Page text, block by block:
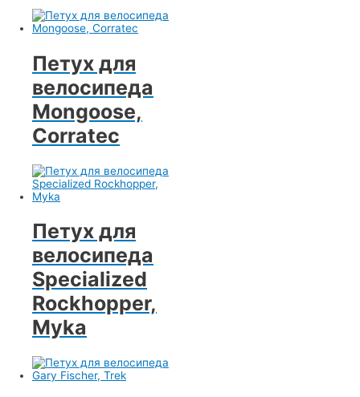
Петух для
велосипеда
Mongoose,
Corratec
Петух для
велосипеда
Specialized
Rockhopper,
Myka